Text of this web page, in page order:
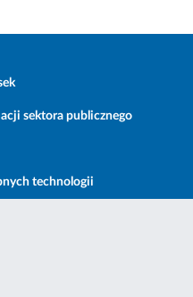
sektora publicznego
technologii